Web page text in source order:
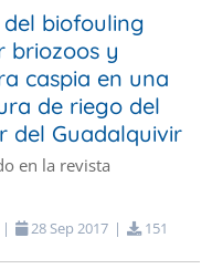
biofouling
briozoos y
caspia en una
de riego del
del Guadalquivir
en la revista
| 28 Sep 2017 | 151